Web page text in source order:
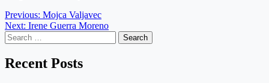
Post
navigation
Previous: Mojca Valjavec
Next: Irene Guerra Moreno
Search
for:
Recent Posts